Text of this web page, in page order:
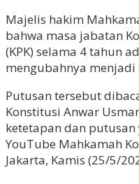
Majelis hakim
bahwa masa jabatan
(KPK) selama 4 tahun
mengubahnya menjadi
Putusan tersebut
Konstitusi Anwar
ketetapan dan
YouTube Mahkamah
Jakarta, Kamis (25/5/